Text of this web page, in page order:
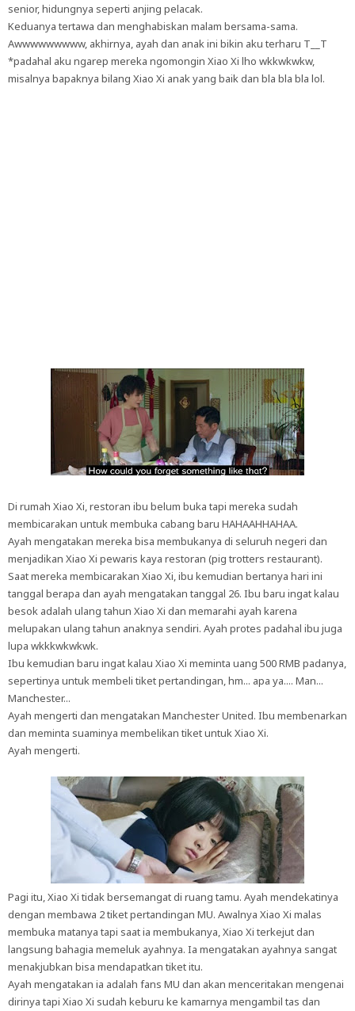
senior, hidungnya seperti anjing pelacak.
Keduanya tertawa dan menghabiskan malam bersama-sama.
Awwwwwwwww, akhirnya, ayah dan anak ini bikin aku terharu T__T
*padahal aku ngarep mereka ngomongin Xiao Xi lho wkkwkwkw,
misalnya bapaknya bilang Xiao Xi anak yang baik dan bla bla bla lol.
Di rumah Xiao Xi, restoran ibu belum buka tapi mereka sudah
membicarakan untuk membuka cabang baru HAHAAHHAHAA.
Ayah mengatakan mereka bisa membukanya di seluruh negeri dan
menjadikan Xiao Xi pewaris kaya restoran (pig trotters restaurant).
Saat mereka membicarakan Xiao Xi, ibu kemudian bertanya hari ini
tanggal berapa dan ayah mengatakan tanggal 26. Ibu baru ingat kalau
besok adalah ulang tahun Xiao Xi dan memarahi ayah karena
melupakan ulang tahun anaknya sendiri. Ayah protes padahal ibu juga
lupa wkkkwkwkwk.
Ibu kemudian baru ingat kalau Xiao Xi meminta uang 500 RMB padanya,
sepertinya untuk membeli tiket pertandingan, hm... apa ya.... Man...
Manchester...
Ayah mengerti dan mengatakan Manchester United. Ibu membenarkan
dan meminta suaminya membelikan tiket untuk Xiao Xi.
Ayah mengerti.
Pagi itu, Xiao Xi tidak bersemangat di ruang tamu. Ayah mendekatinya
dengan membawa 2 tiket pertandingan MU. Awalnya Xiao Xi malas
membuka matanya tapi saat ia membukanya, Xiao Xi terkejut dan
langsung bahagia memeluk ayahnya. Ia mengatakan ayahnya sangat
menakjubkan bisa mendapatkan tiket itu.
Ayah mengatakan ia adalah fans MU dan akan menceritakan mengenai
dirinya tapi Xiao Xi sudah keburu ke kamarnya mengambil tas dan